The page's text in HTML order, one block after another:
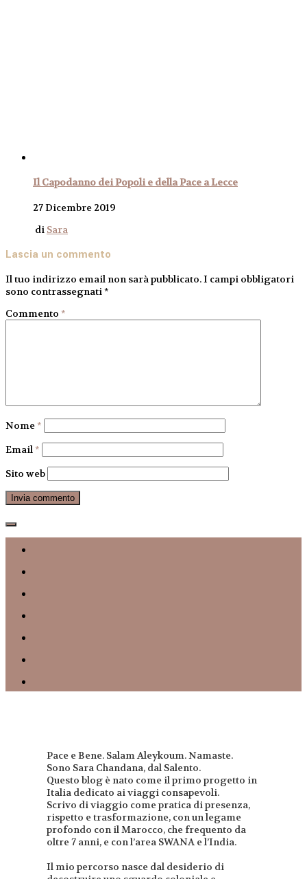
Il Capodanno dei Popoli e della Pace a Lecce
27 Dicembre 2019
di Sara
Lascia un commento
Il tuo indirizzo email non sarà pubblicato.I campi obbligatori
sono contrassegnati*
Commento *
Nome *
Email *
Sito web
Pace e Bene. Salam Aleykoum. Namaste.
Sono Sara Chandana, dal Salento.
Questo blog è nato come il primo progetto in
Italia dedicato ai viaggi consapevoli.
Scrivo di viaggio come pratica di presenza,
rispetto e trasformazione, con un legame
profondo con il Marocco, che frequento da
oltre 7 anni, e con l’area SWANA e l’India.
Il mio percorso nasce dal desiderio di